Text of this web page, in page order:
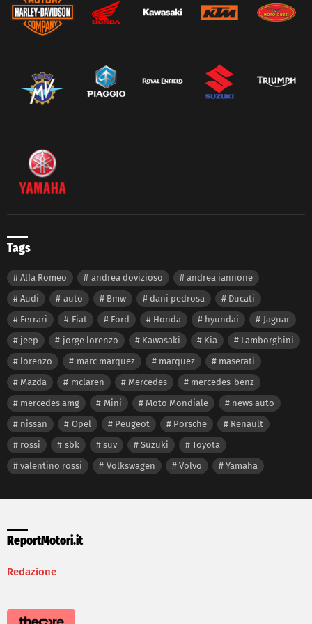
Tags
Alfa Romeo andrea dovizioso
andrea iannone
Audi
auto Bmw dani pedrosa
Ducati
Ferrari
Fiat Ford Honda hyundai
Jaguar
jeep
jorge lorenzo Kawasaki Kia
Lamborghini
lorenzo
marc marquez marquez
maserati
Mazda
mclaren Mercedes
mercedes-benz
mercedes amg
Mini Moto Mondiale
news auto
nissan
Opel Peugeot Porsche
Renault
rossi
sbk suv Suzuki
Toyota
valentino rossi
Volkswagen Volvo Yamaha
ReportMotori.it
Redazione